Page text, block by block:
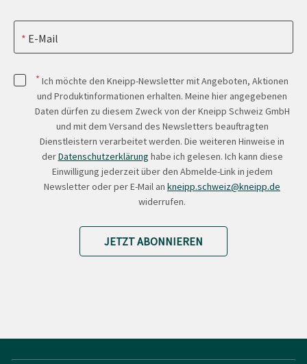
E-Mail
* Ich möchte den Kneipp-Newsletter mit Angeboten, Aktionen
und Produktinformationen erhalten. Meine hier angegebenen
Daten dürfen zu diesem Zweck von der Kneipp Schweiz GmbH
und mit dem Versand des Newsletters beauftragten
Dienstleistern verarbeitet werden. Die weiteren Hinweise in
derDatenschutzerklärung habe ich gelesen. Ich kann diese
Einwilligung jederzeit über den Abmelde-Link in jedem
Newsletter oder per E-Mail an kneipp.schweiz@kneipp.de
widerrufen.
JETZT ABONNIEREN